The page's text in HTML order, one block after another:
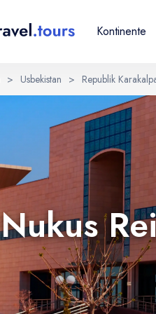
Kontinente
> Usbekistan > Republik
Nukus
RU
Русский